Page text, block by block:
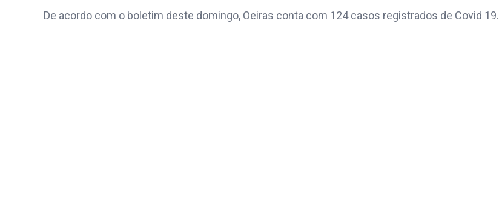
De acordo com o boletim deste domingo, Oeiras conta com 124 casos registrados de Covid 19.